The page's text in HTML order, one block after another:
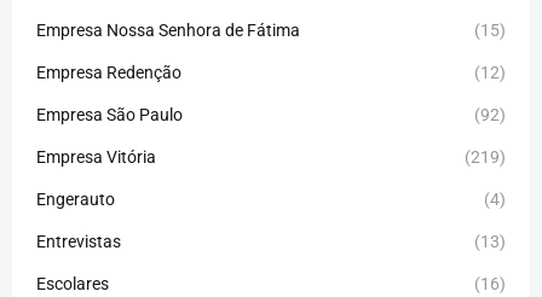
Empresa Nossa Senhora de Fátima (15)
Empresa Redenção (12)
Empresa São Paulo (92)
Empresa Vitória (219)
Engerauto (4)
Entrevistas (13)
Escolares (16)